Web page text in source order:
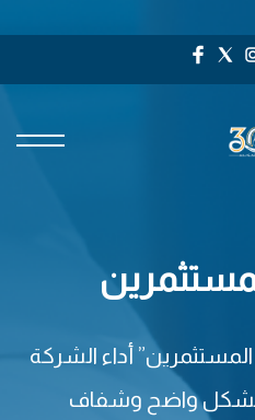
أداء الشركة
بشكل واضح وشفاف